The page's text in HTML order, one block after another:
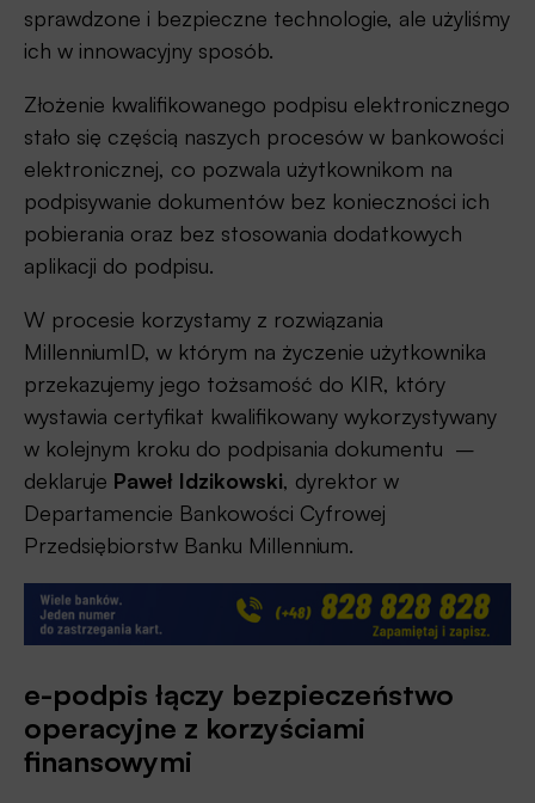
sprawdzone i bezpieczne technologie, ale użyliśmy
ich w innowacyjny sposób.
Złożenie kwalifikowanego podpisu elektronicznego
stało się częścią naszych procesów w bankowości
elektronicznej, co pozwala użytkownikom na
podpisywanie dokumentów bez konieczności ich
pobierania oraz bez stosowania dodatkowych
aplikacji do podpisu.
W procesie korzystamy z rozwiązania
MillenniumID, w którym na życzenie użytkownika
przekazujemy jego tożsamość do KIR, który
wystawia certyfikat kwalifikowany wykorzystywany
w kolejnym kroku do podpisania dokumentu –
deklaruje Paweł Idzikowski, dyrektor w
Departamencie Bankowości Cyfrowej
Przedsiębiorstw Banku Millennium.
e-podpis łączy bezpieczeństwo
operacyjne z korzyściami
finansowymi